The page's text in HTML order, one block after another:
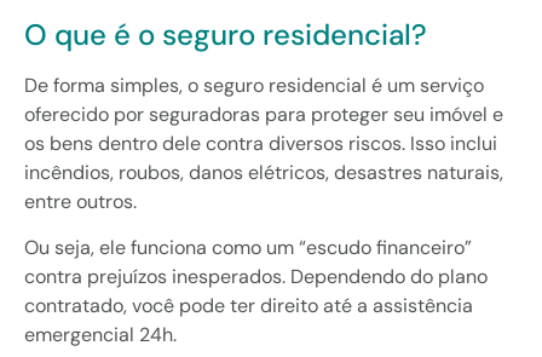
O que é o seguro residencial?
De forma simples, o seguro residencial é um serviço
oferecido por seguradoras para proteger seu imóvel e
os bens dentro dele contra diversos riscos. Isso inclui
incêndios, roubos, danos elétricos, desastres naturais,
entre outros.
Ou seja, ele funciona como um “escudo financeiro”
contra prejuízos inesperados. Dependendo do plano
contratado, você pode ter direito até a assistência
emergencial 24h.